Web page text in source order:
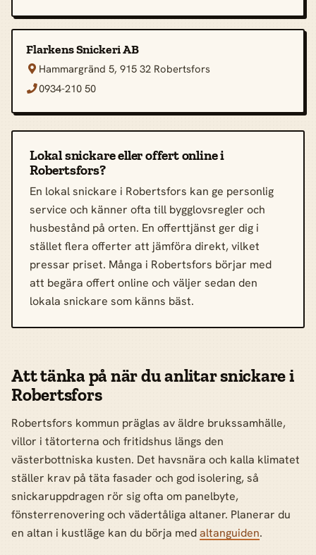
Flarkens Snickeri AB
 Hammargränd 5, 915 32 Robertsfors
0934-210 50
Lokal snickare eller offert online i
Robertsfors?
En lokal snickare i Robertsfors kan ge personlig
service och känner ofta till bygglovsregler och
husbestånd på orten. En offerttjänst ger dig i
stället flera offerter att jämföra direkt, vilket
pressar priset. Många i Robertsfors börjar med
att begära offert online och väljer sedan den
lokala snickare som känns bäst.
Att tänka på när du anlitar snickare i
Robertsfors
Robertsfors kommun präglas av äldre brukssamhälle,
villor i tätorterna och fritidshus längs den
västerbottniska kusten. Det havsnära och kalla klimatet
ställer krav på täta fasader och god isolering, så
snickaruppdragen rör sig ofta om panelbyte,
fönsterrenovering och vädertåliga altaner. Planerar du
en altan i kustläge kan du börja medaltanguiden.